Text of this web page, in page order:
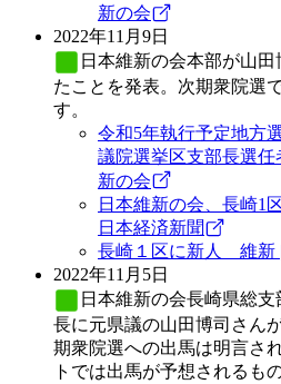
新の会
2022年11月9日
日本維新の会本部が山田
たことを発表。次期衆院選
す。
令和5年執行予定地方
議院選挙区支部長選任
新の会
日本維新の会、長崎1
日本経済新聞
長崎１区に新人 維新
2022年11月5日
日本維新の会長崎県総支
長に元県議の山田博司さん
期衆院選への出馬は明言さ
トでは出馬が予想されるも